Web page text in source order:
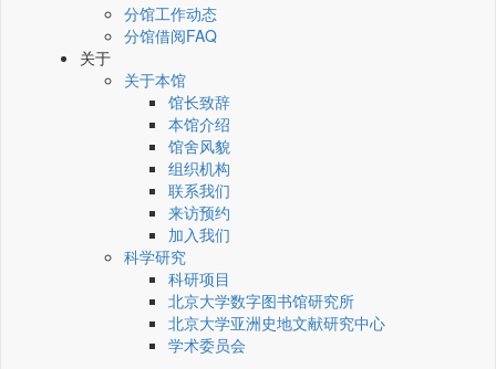
分馆工作动态
分馆借阅FAQ
关于
关于本馆
馆长致辞
本馆介绍
馆舍风貌
组织机构
联系我们
来访预约
加入我们
科学研究
科研项目
北京大学数字图书馆研究所
北京大学亚洲史地文献研究中心
学术委员会